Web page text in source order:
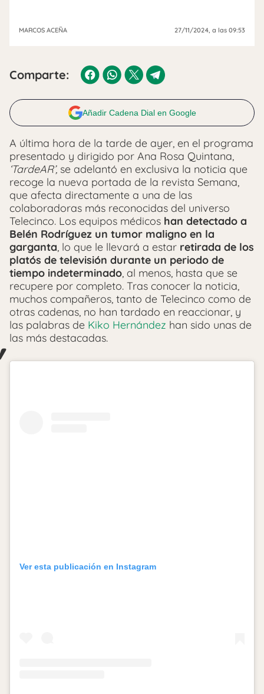
MARCOS ACEÑA 27/11/2024, a las 09:53
Comparte:
Añadir Cadena Dial en Google
A última hora de la tarde de ayer, en el programa
presentado y dirigido por Ana Rosa Quintana,
‘TardeAR’, se adelantó en exclusiva la noticia que
recoge la nueva portada de la revista Semana,
que afecta directamente a una de las
colaboradoras más reconocidas del universo
Telecinco. Los equipos médicos han detectado a
Belén Rodríguez un tumor maligno en la
garganta, lo que le llevará a estar retirada de los
platós de televisión durante un periodo de
tiempo indeterminado, al menos, hasta que se
recupere por completo. Tras conocer la noticia,
muchos compañeros, tanto de Telecinco como de
otras cadenas, no han tardado en reaccionar, y
las palabras de Kiko Hernández han sido unas de
las más destacadas.
Ver esta publicación en Instagram